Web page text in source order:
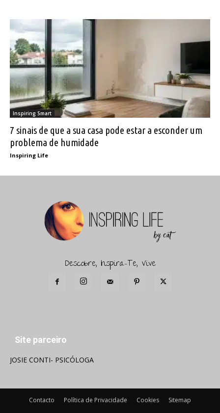
Inspiring Smart
7 sinais de que a sua casa pode estar a esconder um
problema de humidade
Inspiring Life
Descobre, Inspira-Te, Vive
Site parceiro
JOSIE CONTI- PSICÓLOGA
Contacto Política de Privacidade Cookies Sitemap